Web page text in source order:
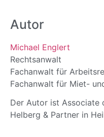
Autor
Michael Englert
Rechtsanwalt
Fachanwalt für
Fachanwalt für Miet-
Der Autor ist Associate
Helberg & Partner in